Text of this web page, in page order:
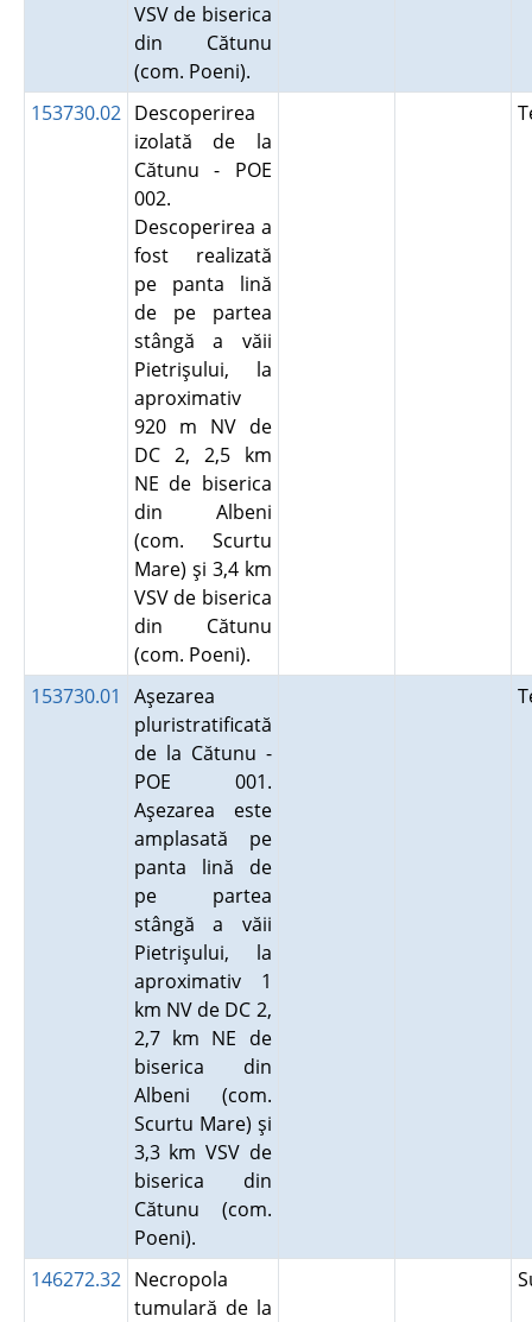
VSV de biserica
din Cătunu
(com. Poeni).
153730.02 Descoperirea
izolată de la
Cătunu - POE
002.
Descoperirea a
fost realizată
pe panta lină
de pe partea
stângă a văii
Pietrişului, la
aproximativ
920 m NV de
DC 2, 2,5 km
NE de biserica
din Albeni
(com. Scurtu
Mare) şi 3,4 km
VSV de biserica
din Cătunu
(com. Poeni).
153730.01
Aşezarea
pluristratificată
de la Cătunu -
POE 001.
Aşezarea este
amplasată pe
panta lină de
pe partea
stângă a văii
Pietrişului, la
aproximativ 1
km NV de DC 2,
2,7 km NE de
biserica din
Albeni (com.
Scurtu Mare) şi
3,3 km VSV de
biserica din
Cătunu (com.
Poeni).
146272.32 Necropola
tumulară de la